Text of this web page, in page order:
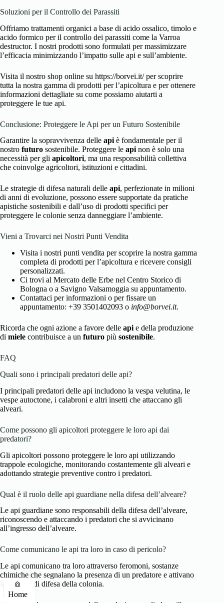
Soluzioni per il Controllo dei Parassiti
Offriamo trattamenti organici a base di acido ossalico, timolo e
acido formico per il controllo dei parassiti come la Varroa
destructor. I nostri prodotti sono formulati per massimizzare
l’efficacia minimizzando l’impatto sulle api e sull’ambiente.
Visita il nostro shop online su https://borvei.it/ per scoprire
tutta la nostra gamma di prodotti per l’apicoltura e per ottenere
informazioni dettagliate su come possiamo aiutarti a
proteggere le tue api.
Conclusione: Proteggere le Api per un Futuro Sostenibile
Garantire la sopravvivenza delle apiè fondamentale per il
nostro futuro sostenibile. Proteggere le apinon è solo una
necessità per gli apicoltori, ma una responsabilità collettiva
che coinvolge agricoltori, istituzioni e cittadini.
Le strategie di difesa naturali delle api, perfezionate in milioni
di anni di evoluzione, possono essere supportate da pratiche
apistiche sostenibili e dall’uso di prodotti specifici per
proteggere le colonie senza danneggiare l’ambiente.
Vieni a Trovarci nei Nostri Punti Vendita
Visita i nostri punti vendita per scoprire la nostra gamma
completa di prodotti per l’apicoltura e ricevere consigli
personalizzati.
Ci trovi al Mercato delle Erbe nel Centro Storico di
Bologna o a Savigno Valsamoggia su appuntamento.
Contattaci per informazioni o per fissare un
appuntamento: +39 3501402093 o info@borvei.it.
Ricorda che ogni azione a favore delle api e della produzione
di miele contribuisce a un futuro più sostenibile.
FAQ
Quali sono i principali predatori delle api?
I principali predatori delle api includono la vespa velutina, le
vespe autoctone, i calabroni e altri insetti che attaccano gli
alveari.
Come possono gli apicoltori proteggere le loro api dai
predatori?
Gli apicoltori possono proteggere le loro api utilizzando
trappole ecologiche, monitorando costantemente gli alveari e
adottando strategie preventive contro i predatori.
Qual è il ruolo delle api guardiane nella difesa dell’alveare?
Le api guardiane sono responsabili della difesa dell’alveare,
riconoscendo e attaccando i predatori che si avvicinano
all’ingresso dell’alveare.
Come comunicano le api tra loro in caso di pericolo?
Le api comunicano tra loro attraverso feromoni, sostanze
chimiche che segnalano la presenza di un predatore e attivano
la risposta di difesa della colonia.
Home